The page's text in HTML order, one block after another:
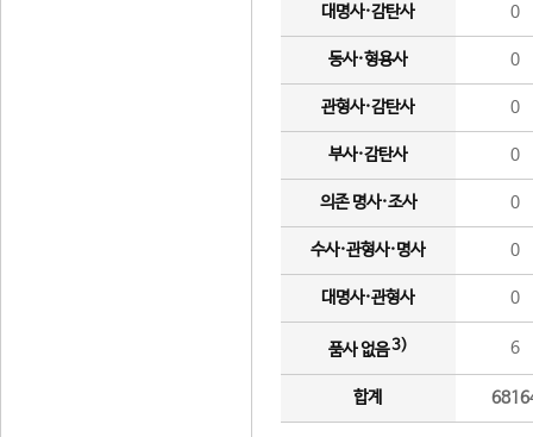
대명사·감탄사 0
동사·형용사 0
관형사·감탄사 0
부사·감탄사 0
의존 명사·조사 0
수사·관형사·명사 0
대명사·관형사 0
품사 없음3) 6
합계